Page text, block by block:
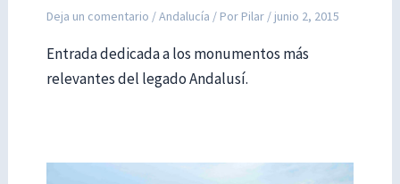
Deja un comentario /Andalucía / Por Pilar / junio 2, 2015
Entrada dedicada a los monumentos más
relevantes del legado Andalusí.